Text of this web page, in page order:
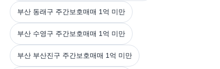
부산 동래구 주간보호매매 1억 미만
부산 수영구 주간보호매매 1억 미만
부산 부산진구 주간보호매매 1억 미만